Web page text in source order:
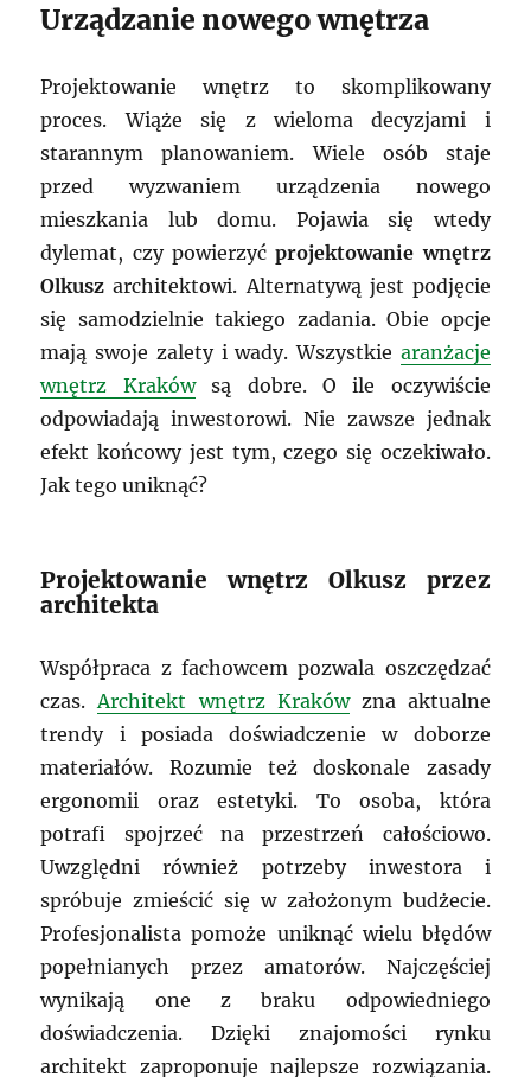
Urządzanie nowego wnętrza
Projektowanie wnętrz to skomplikowany
proces. Wiąże się z wieloma decyzjami i
starannym planowaniem. Wiele osób staje
przed wyzwaniem urządzenia nowego
mieszkania lub domu. Pojawia się wtedy
dylemat, czy powierzyćprojektowanie wnętrz
Olkusz architektowi. Alternatywą jest podjęcie
się samodzielnie takiego zadania. Obie opcje
mają swoje zalety i wady. Wszystkie aranżacje
wnętrz Krakówsą dobre. O ile oczywiście
odpowiadają inwestorowi. Nie zawsze jednak
efekt końcowy jest tym, czego się oczekiwało.
Jak tego uniknąć?
Projektowanie wnętrz Olkusz przez
architekta
Współpraca z fachowcem pozwala oszczędzać
czas. Architekt wnętrz Krakówzna aktualne
trendy i posiada doświadczenie w doborze
materiałów. Rozumie też doskonale zasady
ergonomii oraz estetyki. To osoba, która
potrafi spojrzeć na przestrzeń całościowo.
Uwzględni również potrzeby inwestora i
spróbuje zmieścić się w założonym budżecie.
Profesjonalista pomoże uniknąć wielu błędów
popełnianych przez amatorów. Najczęściej
wynikają one z braku odpowiedniego
doświadczenia. Dzięki znajomości rynku
architekt zaproponuje najlepsze rozwiązania.